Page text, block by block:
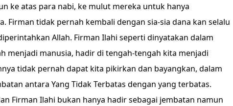
ke atas para nabi, ke mulut mereka untuk hanya
Firman tidak pernah kembali dengan sia-sia dana kan selalu
Allah. Firman Ilahi seperti dinyatakan dalam
menjadi manusia, hadir di tengah-tengah kita menjadi
tidak pernah dapat kita pikirkan dan bayangkan, dalam
antara Yang Tidak Terbatas dengan yang terbatas.
Firman Ilahi bukan hanya hadir sebagai jembatan namun